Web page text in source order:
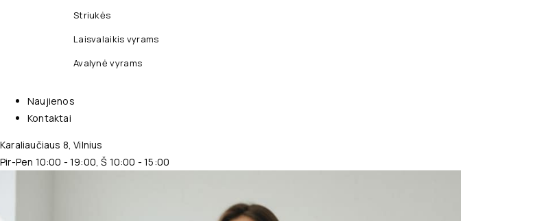
Striukės
Laisvalaikis vyrams
Avalynė vyrams
Naujienos
Kontaktai
Karaliaučiaus 8, Vilnius
Pir-Pen 10:00 - 19:00, Š 10:00 - 15:00